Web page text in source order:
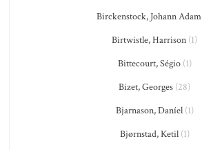
Birckenstock, Johann Adam
Birtwistle, Harrison (1)
Bittecourt, Ségio(1)
Bizet, Georges (28)
Bjarnason, Daníel(1)
Bjørnstad, Ketil(1)